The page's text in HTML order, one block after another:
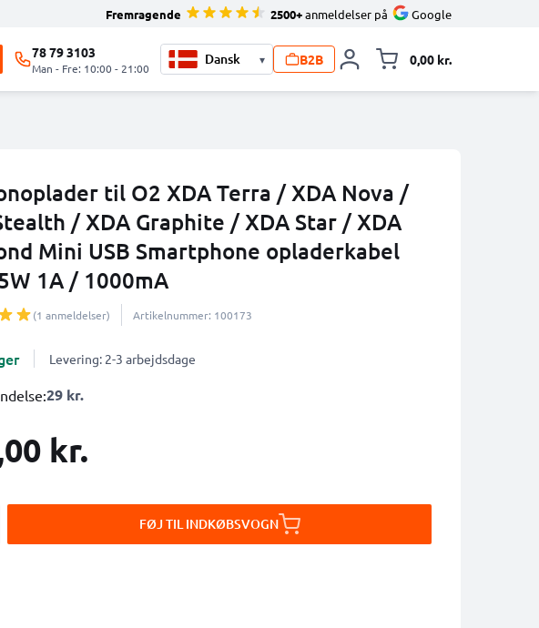
Fremragende 2500+anmeldelser på Google
78 79 3103
Man - Fre: 10:00 - 21:00
▾ B2B 0,00 kr.
til O2 XDA Terra / XDA Nova /
/ XDA Graphite / XDA Star / XDA
Mini USB Smartphone opladerkabel
1A / 1000mA
(1 anmeldelser) Artikelnummer: 100173
Levering: 2-3 arbejdsdage
29 kr.
kr.
FØJ TIL INDKØBSVOGN